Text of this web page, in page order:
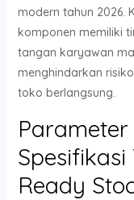
modern tahun 2026.
komponen memiliki
tangan karyawan
menghindarkan
toko berlangsung.
Spesifikasi
Ready